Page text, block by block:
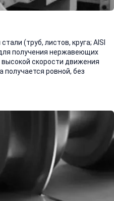
(труб, листов, круга; AISI
получения нержавеющих
скорости движения
получается ровной, без